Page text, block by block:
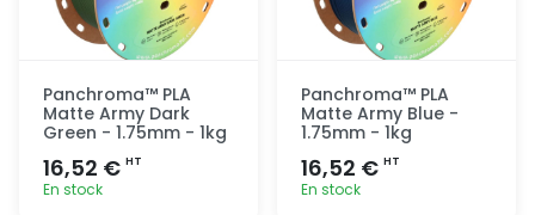
Panchroma™ PLA
Matte Army Dark
Green - 1.75mm - 1kg
16,52 € HT
En stock
Panchroma™ PLA
Matte Army Blue -
1.75mm - 1kg
16,52 € HT
En stock